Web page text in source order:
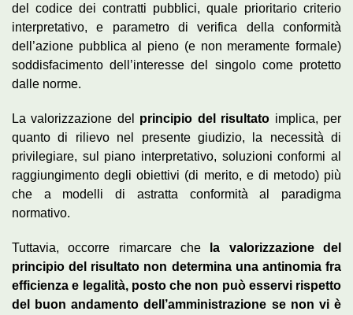
del codice dei contratti pubblici, quale prioritario criterio
interpretativo, e parametro di verifica della conformità
dell’azione pubblica al pieno (e non meramente formale)
soddisfacimento dell’interesse del singolo come protetto
dalle norme.
La valorizzazione del principio del risultato implica, per
quanto di rilievo nel presente giudizio, la necessità di
privilegiare, sul piano interpretativo, soluzioni conformi al
raggiungimento degli obiettivi (di merito, e di metodo) più
che a modelli di astratta conformità al paradigma
normativo.
Tuttavia, occorre rimarcare che
la valorizzazione del
principio del risultato non determina una antinomia fra
efficienza e legalità, posto che non può esservi rispetto
del buon andamento dell’amministrazione se non vi è